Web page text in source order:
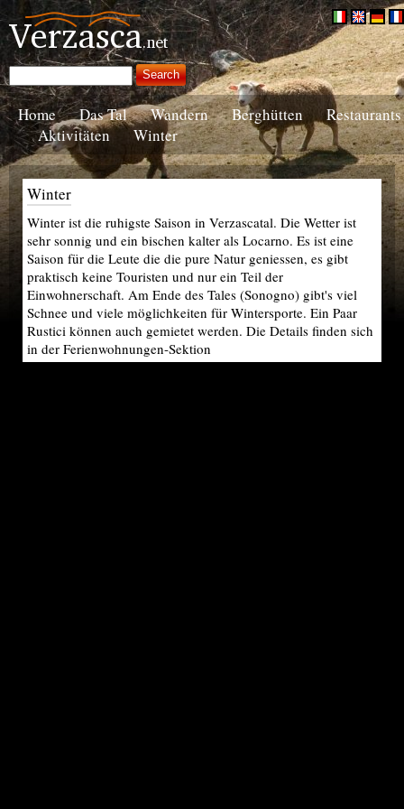
Home Das Tal Wandern Berghütten
Restaurants
Aktivitäten
Winter
Winter
Winter ist die ruhigste Saison in Verzascatal. Die Wetter ist
sehr sonnig und ein bischen kalter als Locarno. Es ist eine
Saison für die Leute die die pure Natur geniessen, es gibt
praktisch keine Touristen und nur ein Teil der
Einwohnerschaft. Am Ende des Tales (Sonogno) gibt's viel
Schnee und viele möglichkeiten für Wintersporte. Ein Paar
Rustici können auch gemietet werden. Die Details finden sich
in der Ferienwohnungen-Sektion